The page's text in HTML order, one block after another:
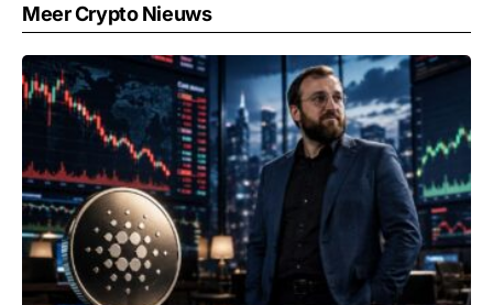
Meer Crypto Nieuws